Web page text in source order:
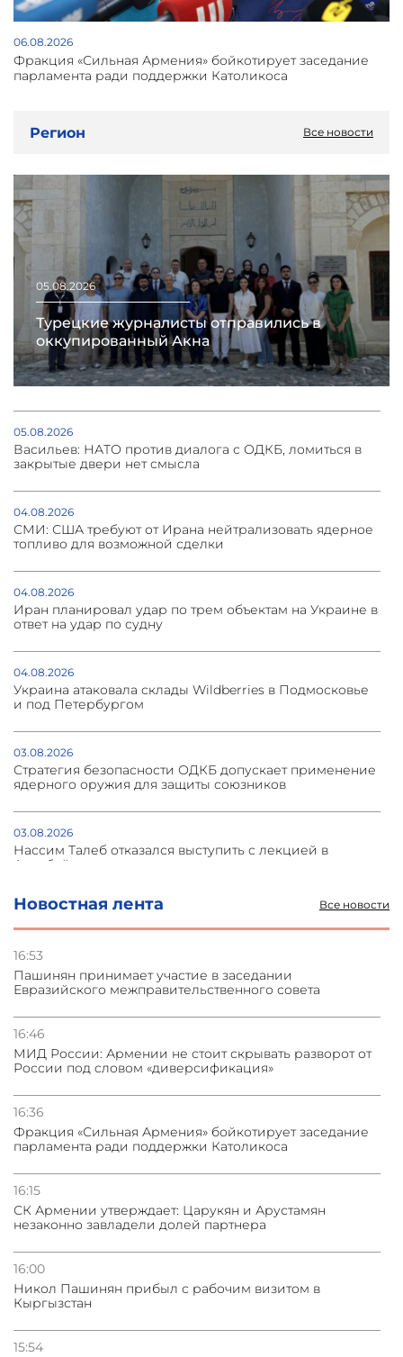
Новостная лента Все новости
16:53
Пашинян принимает участие в заседании
Евразийского межправительственного совета
16:46
МИД России: Армении не стоит скрывать разворот от
России под словом «диверсификация»
16:36
Фракция «Сильная Армения» бойкотирует заседание
парламента ради поддержки Католикоса
16:15
СК Армении утверждает: Царукян и Арустамян
незаконно завладели долей партнера
16:00
Никол Пашинян прибыл с рабочим визитом в
Кыргызстан
15:54
06.08.2026
Фракция «Сильная Армения» бойкотирует заседание
парламента ради поддержки Католикоса
Регион Все новости
05.08.2026
Турецкие журналисты отправились в
оккупированный Акна
05.08.2026
Васильев: НАТО против диалога с ОДКБ, ломиться в
закрытые двери нет смысла
04.08.2026
СМИ: США требуют от Ирана нейтрализовать ядерное
топливо для возможной сделки
04.08.2026
Иран планировал удар по трем объектам на Украине в
ответ на удар по судну
04.08.2026
Украина атаковала склады Wildberries в Подмосковье
и под Петербургом
03.08.2026
Стратегия безопасности ОДКБ допускает применение
ядерного оружия для защиты союзников
03.08.2026
Нассим Талеб отказался выступить с лекцией в
Азербайджане
31.07.2026
Сотрудничество и очереди – детали визита главы
31.07.2026
31.07.2026
условии прекращения огня